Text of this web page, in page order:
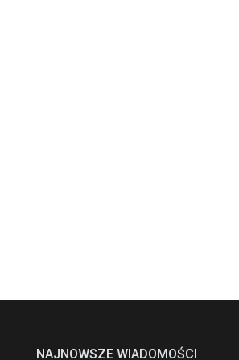
NAJNOWSZE WIADOMOŚCI